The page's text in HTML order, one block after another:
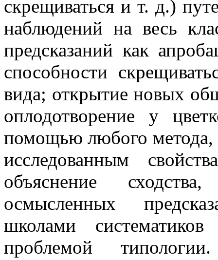
скрещиваться и т. д.)
наблюдений на весь
предсказаний как
способности
вида; открытие новых
оплодотворение у
помощью любого метода,
исследованным
объяснение
осмысленных
школами
проблемой